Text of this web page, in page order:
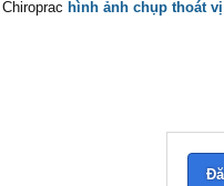
hình ảnh chụp thoát